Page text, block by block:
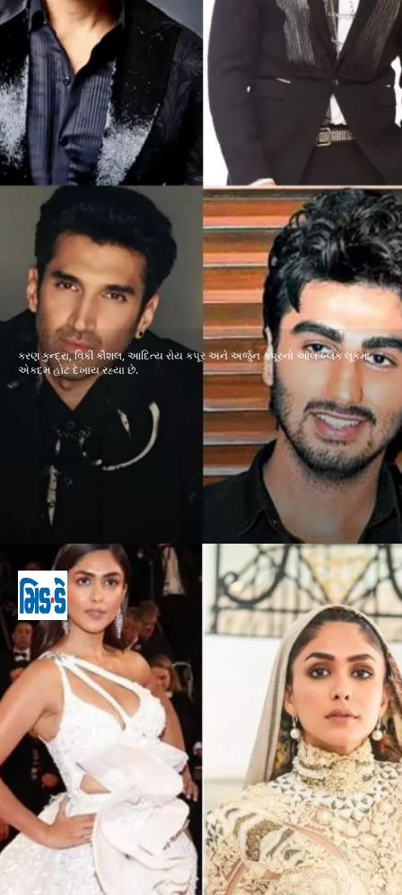
કરણ કુન્દ્રા, વિકી કૌશલ, આદિત્ય રોય કપૂર અને અર્જુન કપૂરનો ઑલ બ્લેક લૂકમાં
એકદમ હોટ દેખાય રહ્યા છે.